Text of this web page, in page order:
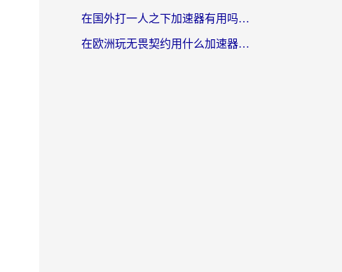
在国外打一人之下加速器有用吗？海外党国服游戏畅玩全攻略
在欧洲玩无畏契约用什么加速器好？2026海外党亲测有效指南